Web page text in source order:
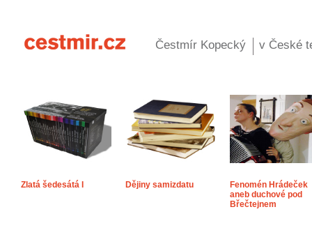
Čestmír Kopecký v České
Zlatá šedesátá I Dějiny samizdatu
Fenomén Hrádeček
aneb duchové pod
Břečtejnem